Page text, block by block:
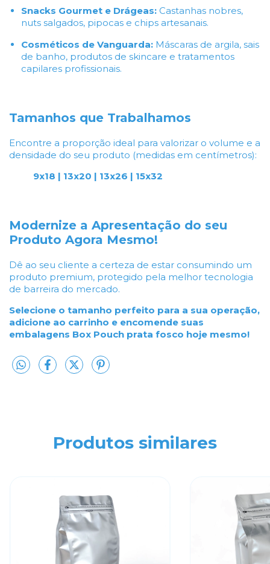
Snacks Gourmet e Drágeas: Castanhas nobres,
nuts salgados, pipocas e chips artesanais.
Cosméticos de Vanguarda: Máscaras de argila, sais
de banho, produtos de skincare e tratamentos
capilares profissionais.
Tamanhos que Trabalhamos
Encontre a proporção ideal para valorizar o volume e a
densidade do seu produto (medidas em centímetros):
9x18 | 13x20 | 13x26 | 15x32
Modernize a Apresentação do seu
Produto Agora Mesmo!
Dê ao seu cliente a certeza de estar consumindo um
produto premium, protegido pela melhor tecnologia
de barreira do mercado.
Selecione o tamanho perfeito para a sua operação,
adicione ao carrinho e encomende suas
embalagens Box Pouch prata fosco hoje mesmo!
Produtos similares